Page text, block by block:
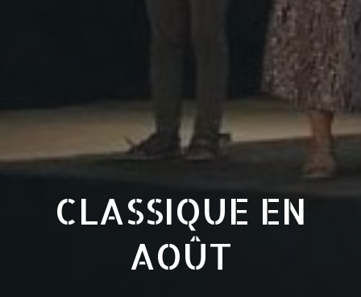
CLASSIQUE EN
AOÛT